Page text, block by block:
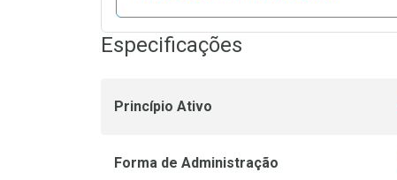
Especificações
Princípio Ativo
Forma de Administração